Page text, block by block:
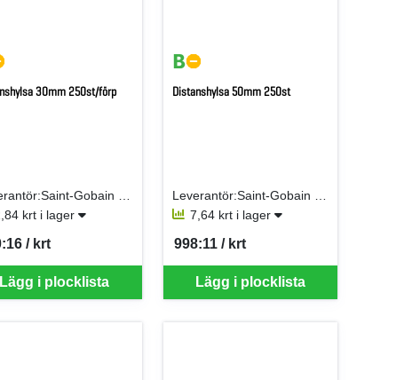
30mm 250st/förp
krt i lager
Lägg i plocklista
/ krt
per KRT
Distanshylsa 50mm 250st
7,64 krt i lager
Lägg i plocklista
998:11 / krt
SEK per KRT